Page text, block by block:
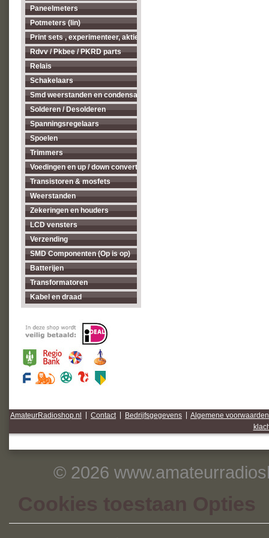
Paneelmeters
Potmeters (lin)
Print sets , experimenteer, aktieve antenne's enz...
Rdvv / Pkbee / PKRD parts
Relais
Schakelaars
Smd weerstanden en condensatoren
Solderen / Desolderen
Spanningsregelaars
Spoelen
Trimmers
Voedingen en up / down converters
Transistoren & mosfets
Weerstanden
Zekeringen en houders
LCD vensters
Verzending
SMD Componenten (Op is op)
Batterijen
Transformatoren
Kabel en draad
AmateurRadioshop.nl Contact Bedrijfsgegevens
Algemene voorwaarden
© 2026
Cookies toestaan Opties